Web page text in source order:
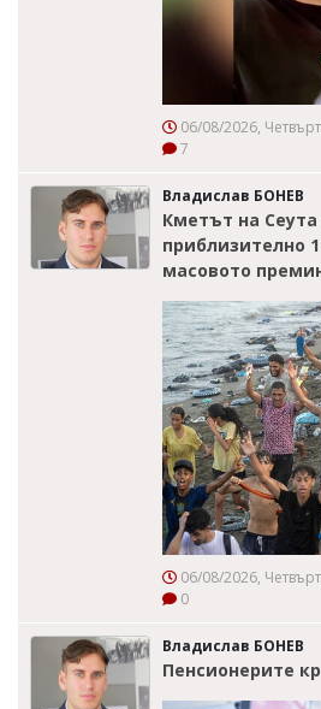
06/08/2026,
7
Владислав БОНЕВ
Кметът на
приблизително
масовото
06/08/2026,
0
Владислав БОНЕВ
Пенсионерите